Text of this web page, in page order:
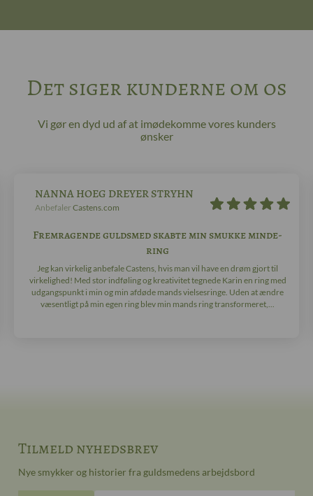
Det siger kunderne om os
Vi gør en dyd ud af at imødekomme vores kunders
ønsker
NANNA HOEG DREYER STRYHN
Anbefaler Castens.com
Fremragende guldsmed skabte min smukke minde-
ring
Jeg kan virkelig anbefale Castens, hvis man vil have en drøm gjort til
virkelighed! Med stor indføling og kreativitet tegnede Karin en ring med
udgangspunkt i min og min afdøde mands vielsesringe. Uden at ændre
væsentligt på min egen ring blev min mands ring transformeret,...
Tilmeld nyhedsbrev
Nye smykker og historier fra guldsmedens arbejdsbord